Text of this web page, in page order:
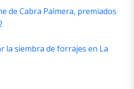
de Cabra Palmera, premiados
la siembra de forrajes en La